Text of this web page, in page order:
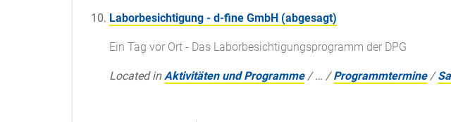
Laborbesichtigung - d-fine GmbH (abgesagt)
Ein Tag vor Ort - Das Laborbesichtigungsprogramm der DPG
Located in Aktivitäten und Programme /… /Programmtermine /